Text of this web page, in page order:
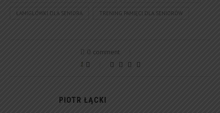
ŁAMIGŁÓWKI DLA SENIORA TRENING PAMIĘCI DLA SENIORÓW
0 comment
1
PIOTR ŁĄCKI